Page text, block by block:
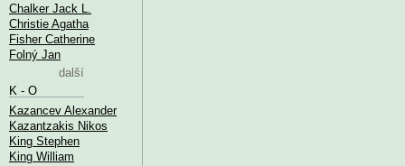
Chalker Jack L.
Christie Agatha
Fisher Catherine
Folný Jan
další
K - O
Kazancev Alexander
Kazantzakis Nikos
King Stephen
King William